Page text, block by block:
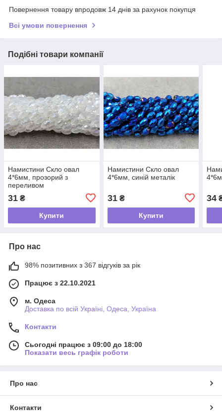
Повернення товару впродовж 14 днів за рахунок покупця
Всі умови повернення
Подібні товари компанії
Намистини Скло овал
4*6мм, прозорий з
переливом
31 ₴
Купити
Намистини Скло овал
4*6мм, синій металік
31₴
Купити
34
Про нас
98% позитивних з 367 відгуків за рік
Працює з 22.10.2021
м. Одеса
Доставка по всій Україні, Одеса, Україна
Контакти
Сьогодні працює з 09:00 до 18:00
Показати весь графік роботи
Про нас
Контакти